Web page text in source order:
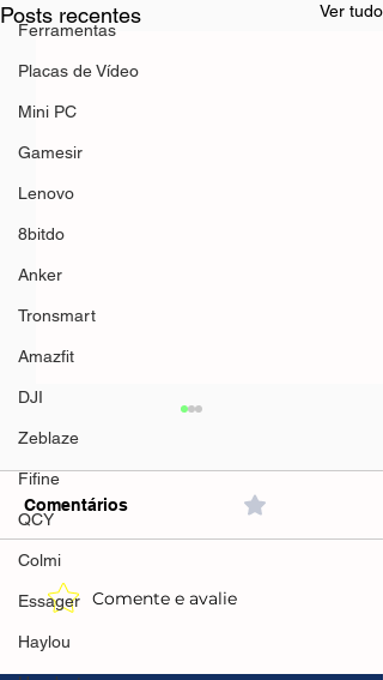
Ferramentas
Placas de Vídeo
Mini PC
Gamesir
Lenovo
8bitdo
Anker
Tronsmart
Amazfit
DJI
Zeblaze
Fifine
QCY
Colmi
Essager
Haylou
Posts recentes Ver tudo
CUPONS E
Comentários
Comente e avalie